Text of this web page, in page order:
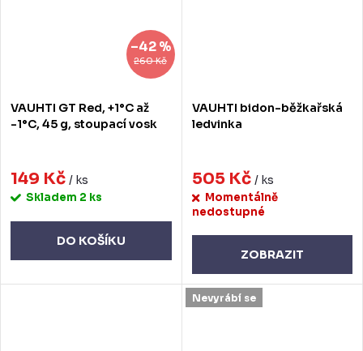
260 Kč
–42 %
VAUHTI GT Red, +1°C až
-1°C, 45 g, stoupací vosk
149 Kč / ks
Skladem 2 ks
DO KOŠÍKU
VAUHTI bidon-běžkařská
ledvinka
505 Kč / ks
Momentálně
nedostupné
ZOBRAZIT
Nevyrábí se